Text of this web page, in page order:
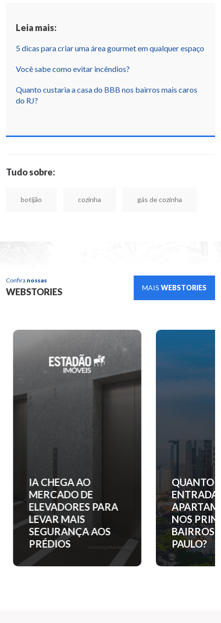
Leia mais:
5 dicas para criar uma área gourmet em qualquer espaço
Você sabe como evitar incêndios?
Quanto custaria a casa do BBB nos bairros mais caros
do RJ?
Tudo sobre:
botijão cozinha gás de cozinha
Confira nossas
WEBSTORIES MAIS WEBSTORIES
IA CHEGA AO
MERCADO DE
ELEVADORES PARA
LEVAR MAIS
SEGURANÇA AOS
PRÉDIOS
QUANTO
ENTRADA
NOS
BAIRROS
PAULO?